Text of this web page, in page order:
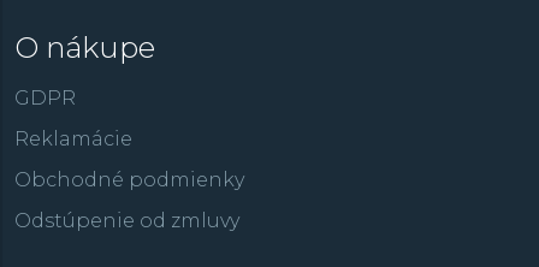
O nákupe
GDPR
Reklamácie
Obchodné podmienky
Odstúpenie od zmluvy